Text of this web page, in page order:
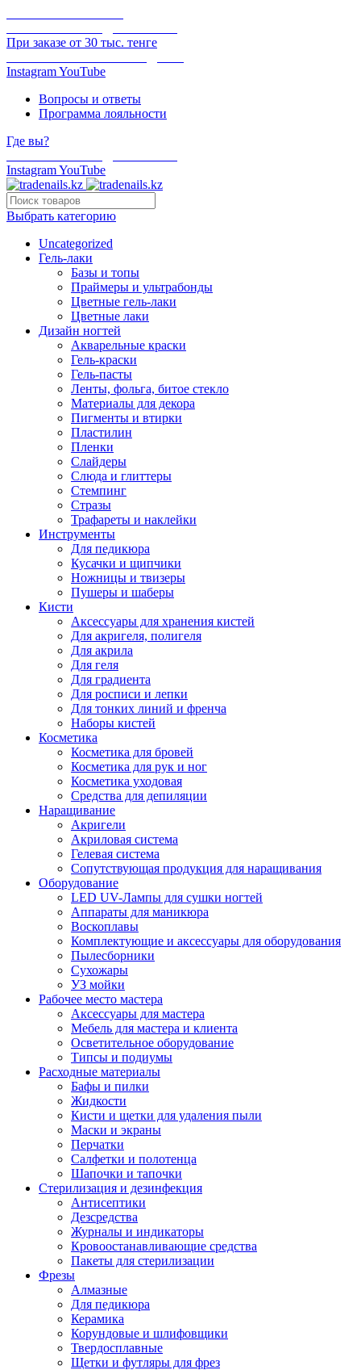
При заказе от 30 тыс. тенге
InstagramYouTube
Вопросы и ответы
Программа лояльности
Где вы?
InstagramYouTube
Выбрать категорию
Uncategorized
Гель-лаки
Базы и топы
Праймеры и ультрабонды
Цветные гель-лаки
Цветные лаки
Дизайн ногтей
Акварельные краски
Гель-краски
Гель-пасты
Ленты, фольга, битое стекло
Материалы для декора
Пигменты и втирки
Пластилин
Пленки
Слайдеры
Слюда и глиттеры
Стемпинг
Стразы
Трафареты и наклейки
Инструменты
Для педикюра
Кусачки и щипчики
Ножницы и твизеры
Пушеры и шаберы
Кисти
Аксессуары для хранения кистей
Для акригеля, полигеля
Для акрила
Для геля
Для градиента
Для росписи и лепки
Для тонких линий и френча
Наборы кистей
Косметика
Косметика для бровей
Косметика для рук и ног
Косметика уходовая
Средства для депиляции
Наращивание
Акригели
Акриловая система
Гелевая система
Сопутствующая продукция для наращивания
Оборудование
LED UV-Лампы для сушки ногтей
Аппараты для маникюра
Воскоплавы
Комплектующие и аксессуары для оборудования
Пылесборники
Сухожары
УЗ мойки
Рабочее место мастера
Аксессуары для мастера
Мебель для мастера и клиента
Осветительное оборудование
Типсы и подиумы
Расходные материалы
Бафы и пилки
Жидкости
Кисти и щетки для удаления пыли
Маски и экраны
Перчатки
Салфетки и полотенца
Шапочки и тапочки
Стерилизация и дезинфекция
Антисептики
Дезсредства
Журналы и индикаторы
Кровоостанавливающие средства
Пакеты для стерилизации
Фрезы
Алмазные
Для педикюра
Керамика
Корундовые и шлифовщики
Твердосплавные
Щетки и футляры для фрез